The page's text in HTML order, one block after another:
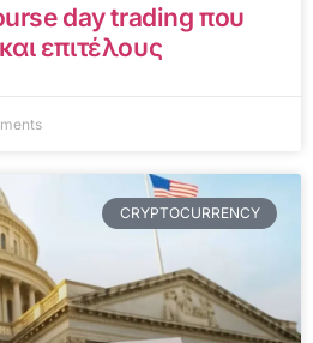
day trading που
επιτέλους
CRYPTOCURRENCY